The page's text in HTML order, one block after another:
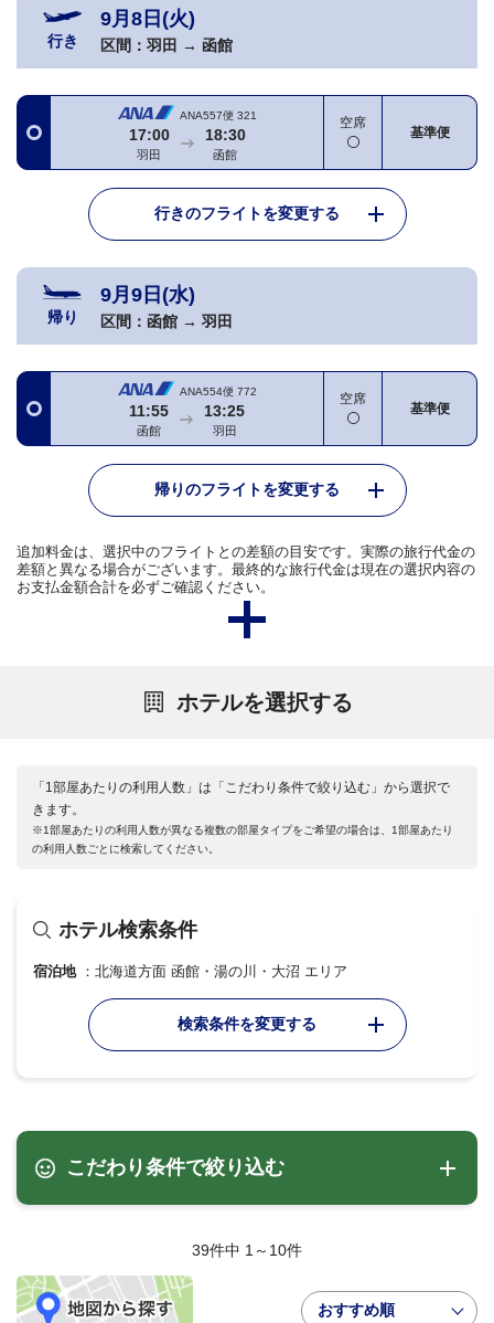
行き
9月8日(火)
区間： 羽田 → 函館
ANA557便 321
17:00
羽田
18:30
函館
空席
基準便
行きのフライトを変更する
帰り
9月9日(水)
区間： 函館 → 羽田
ANA554便 772
11:55
函館
13:25
羽田
空席
基準便
帰りのフライトを変更する
追加料金は、選択中のフライトとの差額の目安です。実際の旅行代金の
差額と異なる場合がございます。最終的な旅行代金は現在の選択内容の
お支払金額合計を必ずご確認ください。
ホテルを選択する
「1部屋あたりの利用人数」は「こだわり条件で絞り込む」から選択で
きます。
※1部屋あたりの利用人数が異なる複数の部屋タイプをご希望の場合は、1部屋あたり
の利用人数ごとに検索してください。
ホテル検索条件
宿泊地 北海道方面 函館・湯の川・大沼 エリア
検索条件を変更する
こだわり条件で絞り込む
39件中 1～10件
おすすめ順